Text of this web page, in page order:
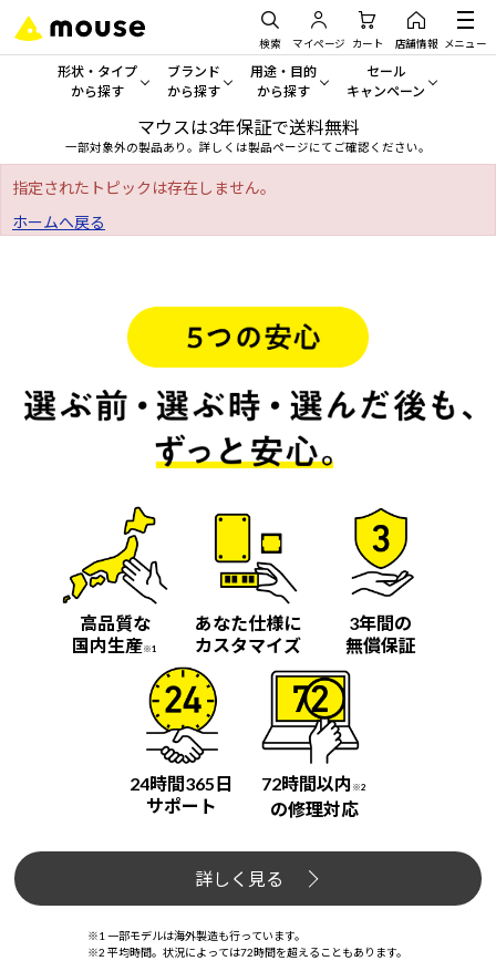
検索 マイページ カート 店舗情報 メニュー
形状・タイプ
から探す
形状・タイプから探す をすべてみる
デスクトップPC
ノートPC
ワークステーション
Windows 11|
ブランド
から探す
mouse
G TUNE
NEXTGEAR
MousePro
iiyama
Windows 11| Copilot+ PC
用途・目的
から探す
一般向けパソコン
クリエイティブ向け
学習向けパソコン
スペック/パーツ別
AIおすすめパソコン
Copilot+ PC
セール
キャンペーン
セール・キャンペー
おすすめ目玉パソコン
今イチオシのパソコンをピ
Windows 11| Copilot+ PC
マウスは3年保証で送料無料
一部対象外の製品あり。詳しくは製品ページにてご確認ください。
指定されたトピックは存在しません。
ホームへ戻る
高品質な
国内生産※1
あなた仕様に
カスタマイズ
3年間の
無償保証
24時間365日
サポート
72時間以内 ※2
の修理対応
詳しく見る
※1 一部モデルは海外製造も行っています。
※2 平均時間。状況によっては72時間を超えることもあります。